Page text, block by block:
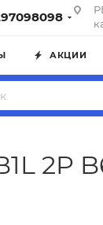
АКЦИИ
2P